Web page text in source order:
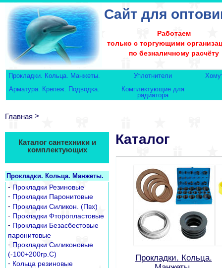
Сайт для
Работаем
только с торгующими
по безналичному расчёту
Прокладки. Кольца. Манжеты. Уплотнители
Арматура. Крепеж. Подводка.
Комплектующие для
радиатора
Главная >
Каталог
Прокладки. Кольца.
Каталог сантехники и
комплектующих
Прокладки. Кольца. Манжеты.
- Прокладки Резиновые
- Прокладки Паронитовые
- Прокладки Силикон. (Пвх)
- Прокладки Фторопластовые
- Прокладки Безасбестовые
паронитовые
- Прокладки Силиконовые
(-100+200гр.С)
- Кольца резиновые